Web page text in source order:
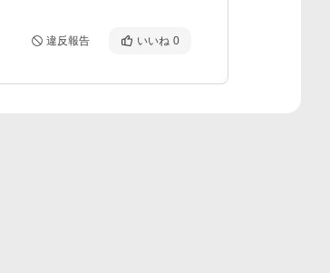
違反報告 いいね 0